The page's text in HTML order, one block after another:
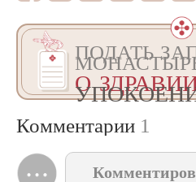
ПОДАТЬ
О
Комментарии 1